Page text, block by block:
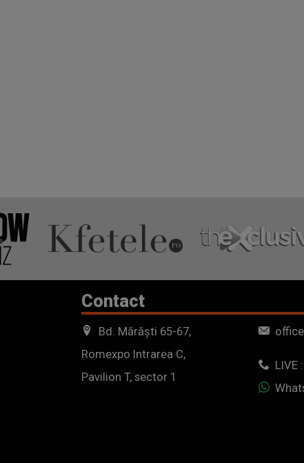
Contact
Bd. Mărăști 65-67,
Romexpo Intrarea C,
Pavilion T, sector 1
LIVE